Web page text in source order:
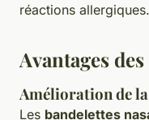
réactions allergiques.
Avantages
Amélioration de
Les bandelettes